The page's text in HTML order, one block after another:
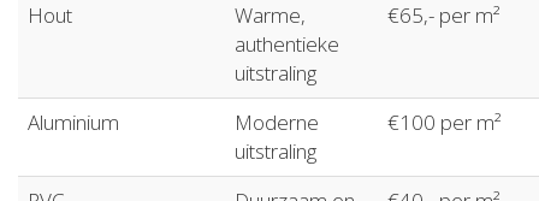
Hout
Warme,
authentieke
uitstraling
€65,- per m²
Aluminium
Moderne
uitstraling
€100 per m²